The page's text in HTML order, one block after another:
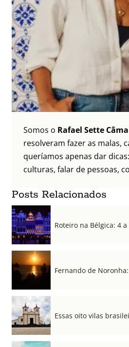
Somos o Rafael Sette
resolveram fazer as malas,
queríamos apenas dar
culturas, falar de pessoas,
Posts Relacionados
Roteiro na Bélgica: 4
Fernando de
Essas oito vilas